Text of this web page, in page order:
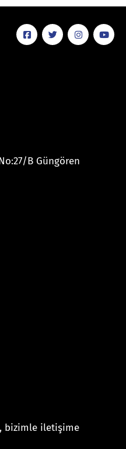
B Güngören
bizimle iletişime